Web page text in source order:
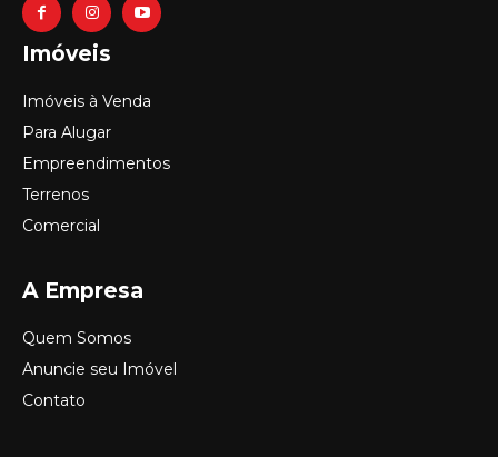
Imóveis
Imóveis à Venda
Para Alugar
Empreendimentos
Terrenos
Comercial
A Empresa
Quem Somos
Anuncie seu Imóvel
Contato